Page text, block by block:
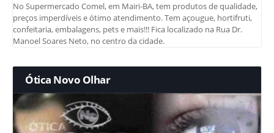
No Supermercado Comel, em Mairi-BA, tem produtos de qualidade,
preços imperdíveis e ótimo atendimento. Tem açougue, hortifruti,
confeitaria, embalagens, pets e mais!!! Fica localizado na Rua Dr.
Manoel Soares Neto, no centro da cidade.
Ótica Novo Olhar